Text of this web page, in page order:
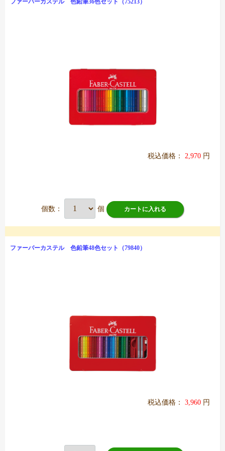
ファーバーカステル 色鉛筆36色セット（75213）
税込価格： 2,970 円
個数： 個 カートに入れる
ファーバーカステル 色鉛筆48色セット（79840）
税込価格： 3,960 円